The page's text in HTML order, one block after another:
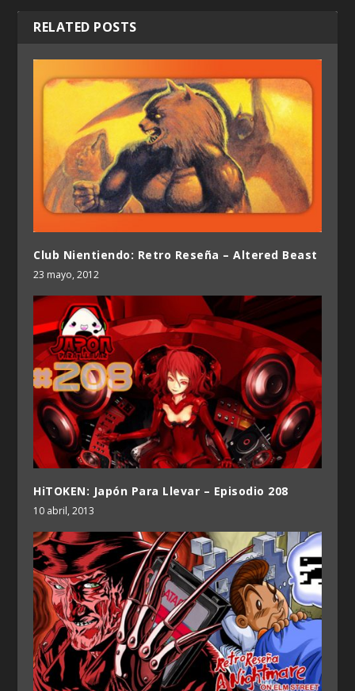
RELATED POSTS
Club Nientiendo: Retro Reseña – Altered Beast
23 mayo, 2012
HiTOKEN: Japón Para Llevar – Episodio 208
10 abril, 2013